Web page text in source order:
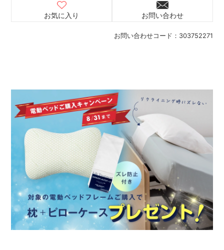
お問い合わせコード： 303752271
お気に入り お問い合わせ